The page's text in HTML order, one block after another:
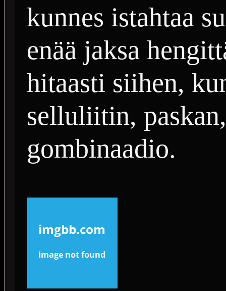
kunnes istahtaa
enää jaksa
hitaasti siihen,
selluliitin,
gombinaadio.